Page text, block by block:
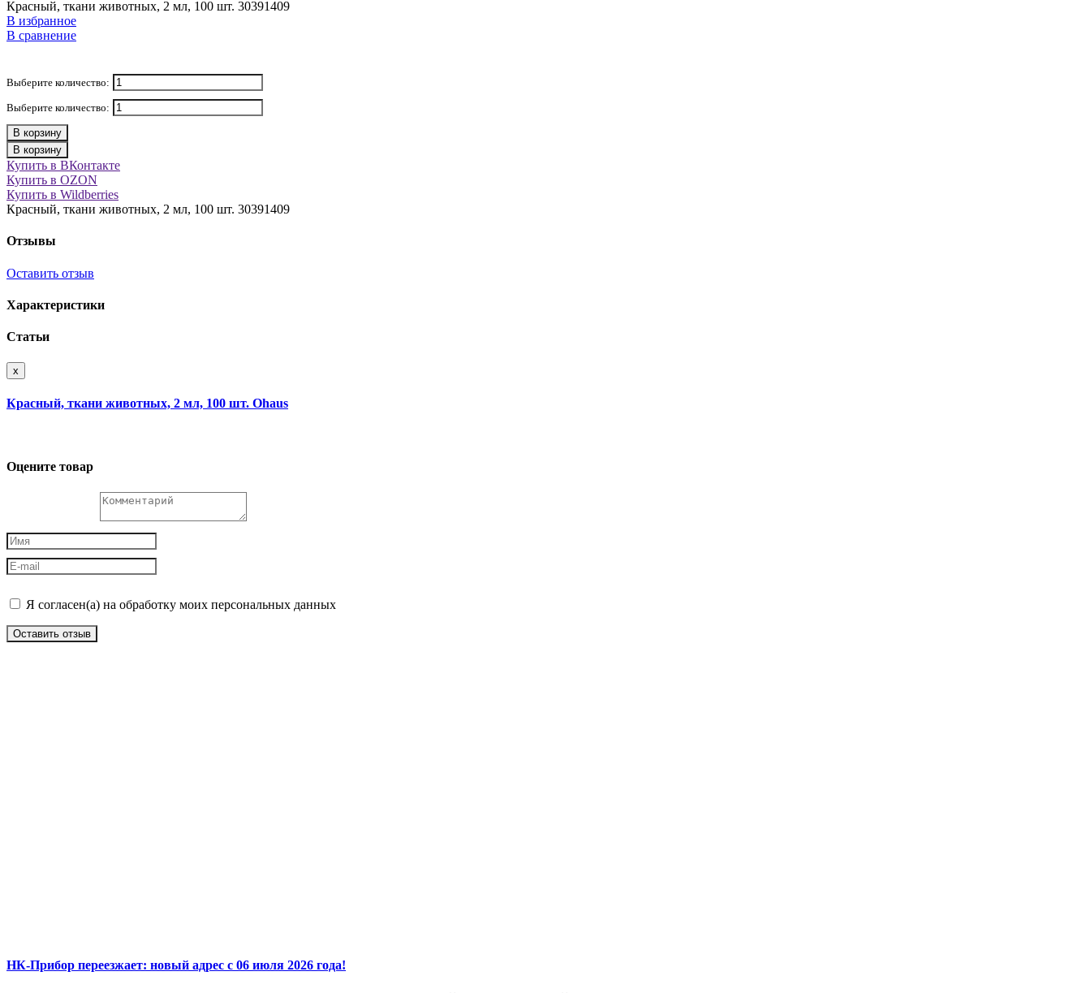
Красный, ткани животных, 2 мл, 100 шт. 30391409
В избранное
В сравнение
Выберите количество:
Выберите количество:
В корзину
В корзину
Купить в ВКонтакте
Купить в OZON
Купить в Wildberries
Красный, ткани животных, 2 мл, 100 шт. 30391409
Отзывы
Оставить отзыв
Характеристики
Статьи
x
Красный, ткани животных, 2 мл, 100 шт. Ohaus
Оцените товар
Я согласен(а) на обработку моих персональных данных
Оставить отзыв
НК-Прибор переезжает: новый адрес с 06 июля 2026 года!